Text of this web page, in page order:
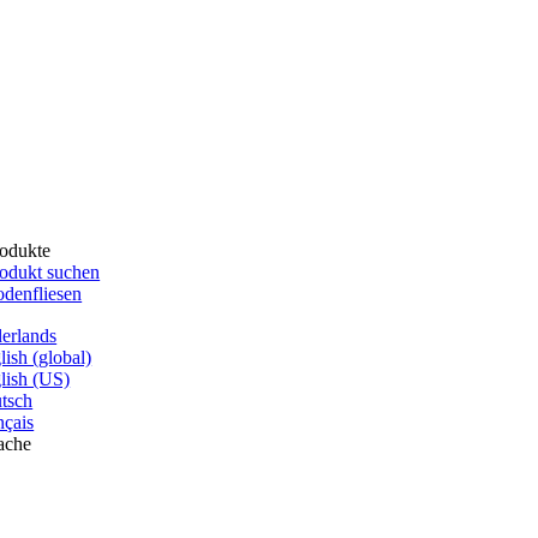
(global)
(US)
suchen